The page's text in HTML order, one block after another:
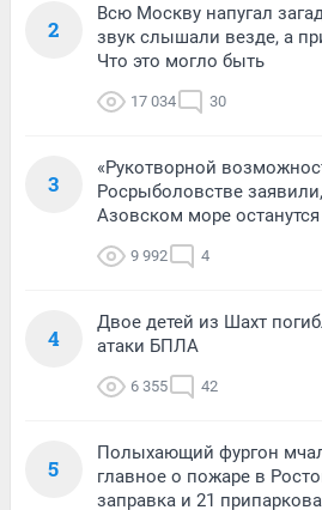
2
Всю Москву напугал
звук слышали везде, а
Что это могло быть
17 034 30
3
«Рукотворной
Росрыболовстве
Азовском море
9 992 4
4
Двое детей из Шахт
атаки БПЛА
6 355 42
5
Полыхающий фургон
главное о пожаре в
заправка и 21